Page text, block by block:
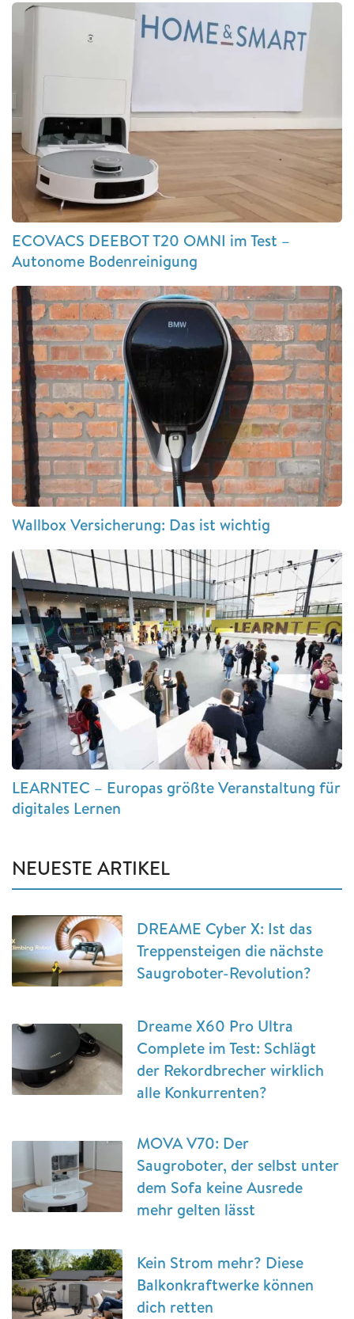
ECOVACS DEEBOT T20 OMNI im Test –
Autonome Bodenreinigung
Wallbox Versicherung: Das ist wichtig
LEARNTEC – Europas größte Veranstaltung für
digitales Lernen
NEUESTE ARTIKEL
DREAME Cyber X: Ist das
Treppensteigen die nächste
Saugroboter-Revolution?
Dreame X60 Pro Ultra
Complete im Test: Schlägt
der Rekordbrecher wirklich
alle Konkurrenten?
MOVA V70: Der
Saugroboter, der selbst unter
dem Sofa keine Ausrede
mehr gelten lässt
Kein Strom mehr? Diese
Balkonkraftwerke können
dich retten